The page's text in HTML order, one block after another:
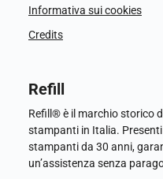
Informativa sui cookies
Credits
Refill
Refill® è il marchio storico
stampanti in Italia.
stampanti da 30 anni,
un’assistenza senza